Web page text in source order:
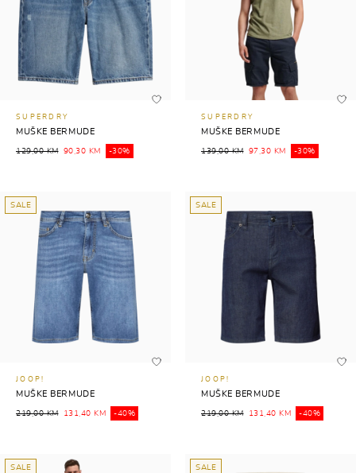
SUPERDRY
MUŠKE BERMUDE
129,00 KM 90,30 KM -30%
SUPERDRY
MUŠKE BERMUDE
139,00 KM 97,30 KM -30%
SALE
JOOP!
MUŠKE BERMUDE
219,00 KM 131,40 KM -40%
SALE
JOOP!
MUŠKE BERMUDE
219,00 KM 131,40 KM -40%
SALE SALE